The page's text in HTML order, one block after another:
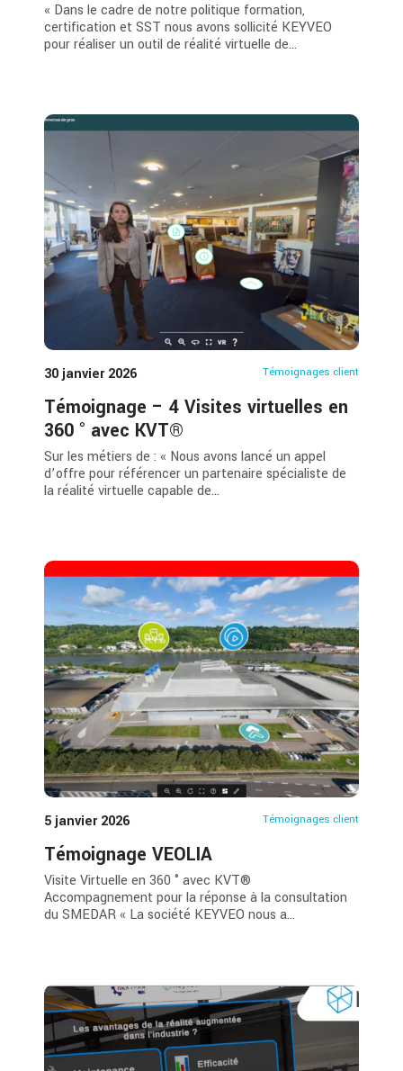
« Dans le cadre de notre politique formation,
certification et SST nous avons sollicité KEYVEO
pour réaliser un outil de réalité virtuelle de...
30 janvier 2026 Témoignages client
Témoignage – 4 Visites virtuelles en
360 ° avec KVT®
Sur les métiers de : « Nous avons lancé un appel
d’offre pour référencer un partenaire spécialiste de
la réalité virtuelle capable de...
5 janvier 2026 Témoignages client
Témoignage VEOLIA
Visite Virtuelle en 360 ° avec KVT®
Accompagnement pour la réponse à la consultation
du SMEDAR « La société KEYVEO nous a...